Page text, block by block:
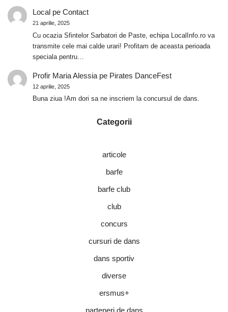
Localpe Contact
21 aprilie, 2025
Cu ocazia Sfintelor Sarbatori de Paste, echipa LocalInfo.ro va
transmite cele mai calde urari! Profitam de aceasta perioada
speciala pentru…
Profir Maria Alessiape Pirates DanceFest
12 aprilie, 2025
Buna ziua !Am dori sa ne inscriem la concursul de dans.
Categorii
articole
barfe
barfe club
club
concurs
cursuri de dans
dans sportiv
diverse
ersmus+